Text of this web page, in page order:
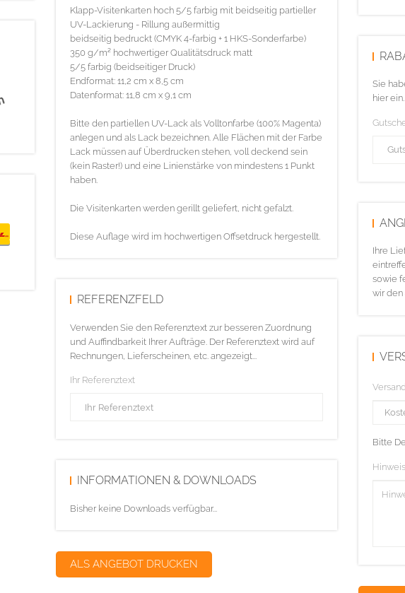
Klapp-Visitenkarten hoch 5/5 farbig mit beidseitig partieller
UV-Lackierung - Rillung außermittig
beidseitig bedruckt (CMYK 4-farbig + 1 HKS-Sonderfarbe)
350 g/m² hochwertiger Qualitätsdruck matt
5/5 farbig (beidseitiger Druck)
Endformat: 11,2 cm x 8,5 cm
Datenformat: 11,8 cm x 9,1 cm
Bitte den partiellen UV-Lack als Volltonfarbe (100% Magenta)
anlegen und als Lack bezeichnen. Alle Flächen mit der Farbe
Lack müssen auf Überdrucken stehen, voll deckend sein
(kein Raster!) und eine Linienstärke von mindestens 1 Punkt
haben.
Die Visitenkarten werden gerillt geliefert, nicht gefalzt.
Diese Auflage wird im hochwertigen Offsetdruck hergestellt.
REFERENZFELD
Verwenden Sie den Referenztext zur besseren Zuordnung
und Auffindbarkeit Ihrer Aufträge. Der Referenztext wird auf
Rechnungen, Lieferscheinen, etc. angezeigt...
Ihr Referenztext
INFORMATIONEN & DOWNLOADS
Bisher keine Downloads verfügbar...
ALS ANGEBOT DRUCKEN
Sie
hier ein.
Ihre
sowie
wir den
Bitte